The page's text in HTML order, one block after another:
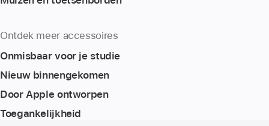
Ontdek meer accessoires
Onmisbaar voor je studie
Nieuw binnengekomen
Door Apple ontworpen
Toegankelijkheid